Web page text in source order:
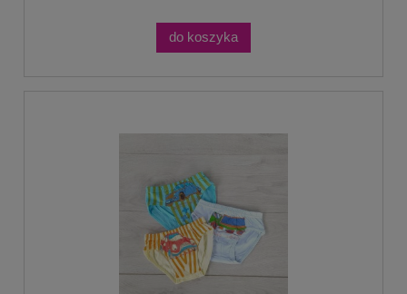
do koszyka